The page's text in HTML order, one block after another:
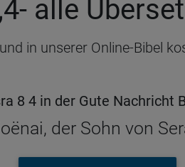
- alle
in unserer Online-Bibel
8 4 in der Gute Nachricht
der Sohn von